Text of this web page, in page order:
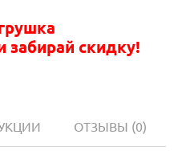
забирай скидку!
ОТЗЫВЫ (0)